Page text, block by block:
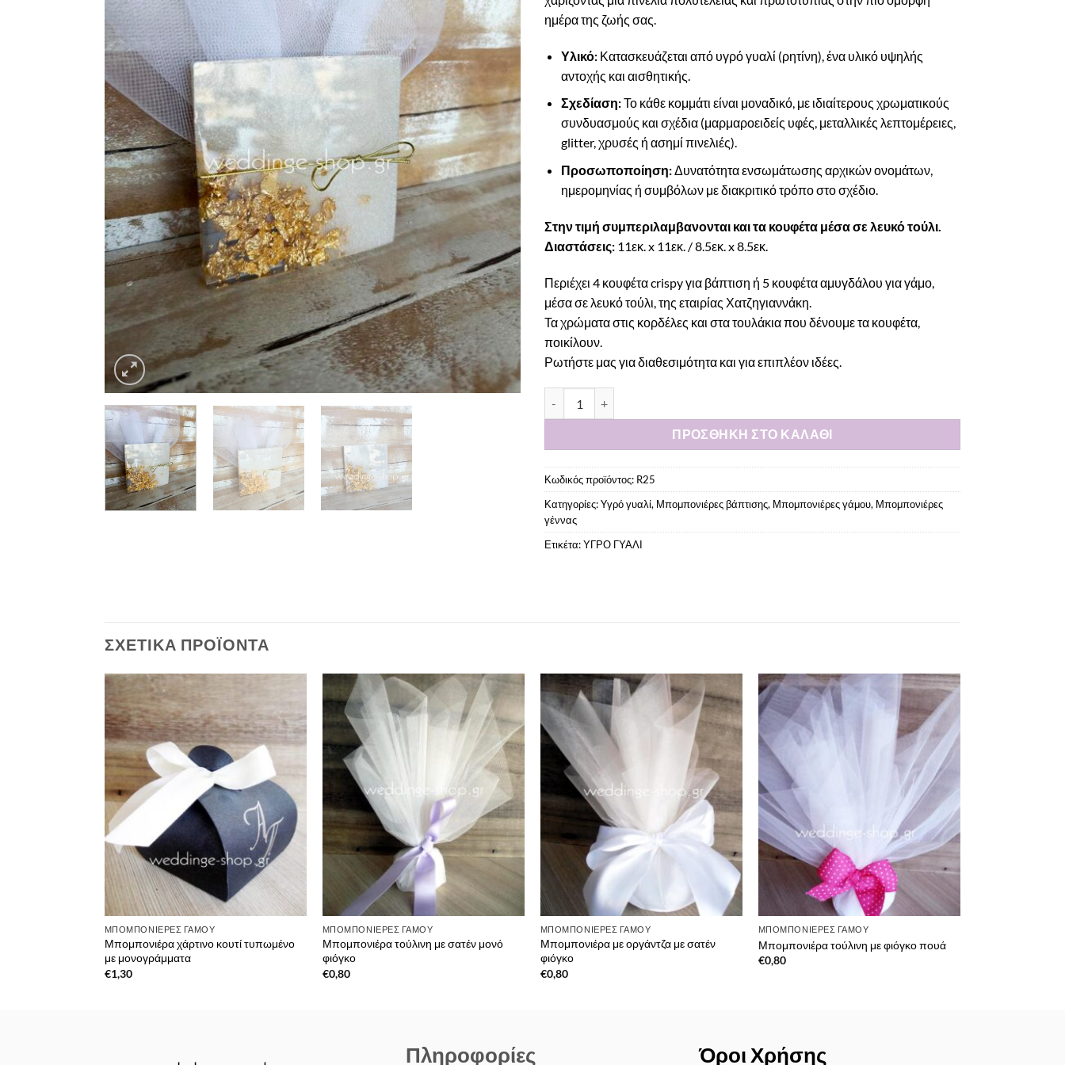
ημέρα της ζωής σας.
Υλικό:Κατασκευάζεται από υγρό γυαλί (ρητίνη), ένα υλικό υψηλής
αντοχής και αισθητικής.
Σχεδίαση:Το κάθε κομμάτι είναι μοναδικό, με ιδιαίτερους χρωματικούς
συνδυασμούς και σχέδια (μαρμαροειδείς υφές, μεταλλικές λεπτομέρειες,
glitter, χρυσές ή ασημί πινελιές).
Προσωποποίηση:Δυνατότητα ενσωμάτωσης αρχικών ονομάτων,
ημερομηνίας ή συμβόλων με διακριτικό τρόπο στο σχέδιο.
Στην τιμή συμπεριλαμβανονται και τα κουφέτα μέσα σε λευκό τούλι.
Διαστάσεις: 11εκ. x 11εκ. / 8.5εκ. x 8.5εκ.
Περιέχει 4 κουφέτα crispy για βάπτιση ή 5 κουφέτα αμυγδάλου για γάμο,
μέσα σε λευκό τούλι, της εταιρίας Χατζηγιαννάκη.
Τα χρώματα στις κορδέλες και στα τουλάκια που δένουμε τα κουφέτα,
ποικίλουν.
Ρωτήστε μας για διαθεσιμότητα και για επιπλέον ιδέες.
ΠΡΟΣΘΉΚΗ ΣΤΟ ΚΑΛΆΘΙ
Κωδικός προϊόντος: R25
Κατηγορίες:Yγρό γυαλί, Μπομπονιέρες βάπτισης, Μπομπονιέρες γάμου, Μπομπονιέρες
γέννας
Ετικέτα:ΥΓΡΟ ΓΥΑΛΙ
ΣΧΕΤΙΚΆ ΠΡΟΪΌΝΤΑ
Πρόσθήκη
στην λίστα
επιθυμιών
ΜΠΟΜΠΟΝΙΈΡΕΣ ΓΆΜΟΥ
Μπομπονιέρα χάρτινο κουτί τυπωμένο
με μονογράμματα
€1,30
Πρόσθήκη
στην λίστα
επιθυμιών
ΜΠΟΜΠΟΝΙΈΡΕΣ ΓΆΜΟΥ
Μπομπονιέρα τούλινη με σατέν μονό
φιόγκο
€0,80
Πρόσθήκη
στην λίστα
επιθυμιών
ΜΠΟΜΠΟΝΙΈΡΕΣ ΓΆΜΟΥ
Μπομπονιέρα με οργάντζα με σατέν
φιόγκο
€0,80
Πρόσθήκη
στην λίστα
επιθυμιών
ΜΠΟΜΠΟΝΙΈΡΕΣ ΓΆΜΟΥ
Μπομπονιέρα τούλινη με φιόγκο πουά
€0,80
Πληροφορίες Όροι Χρήσης